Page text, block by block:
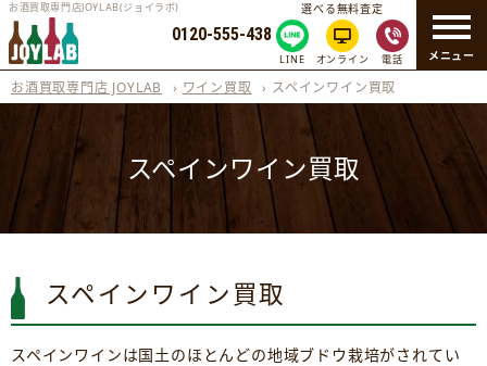
メニュー
お酒買取専門店JOYLAB(ジョイラボ)
0120-555-438
選べる無料査定
LINE オンライン 電話
お酒買取専門店 JOYLAB › ワイン買取 › スペインワイン買取
スペインワイン買取
スペインワイン買取
スペインワインは国土のほとんどの地域ブドウ栽培がされてい